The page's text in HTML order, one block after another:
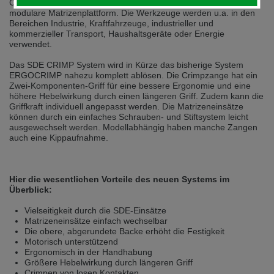
selected one. This website is also available in German. Would you like to
switch to the German version?
Switch to German version Stay on this version
Wir haben erkannt, dass ihr Browser eine andere Sprache als die derzeit
angezeigte bevorzugt. Diese Webseite ist auch auf Deutsch verfügbar.
Möchten Sie zur Deutschen Version wechseln?
Zur deutschen Version wechseln Auf dieser Version bleiben
We have detected, that your browser prefers another language than the
selected one. This website is also available in Czech. Would you like to
Přepnout na českou verzi Zůstaňte v této verzi
Váš prohlížeč se zdá být v jiném jazyce, než je právě používaný jazyk. Tato
stránka je také k dispozici v němčině. Přejete si přejít na německou verzi?
Connectivity besticht durch ein noch robusteres Design und die
modulare Matrizenplattform. Die Werkzeuge werden u.a. in den
Bereichen Industrie, Kraftfahrzeuge, industrieller und
kommerzieller Transport, Haushaltsgeräte oder Energie
verwendet.
Das SDE CRIMP System wird in Kürze das bisherige System
ERGOCRIMP nahezu komplett ablösen. Die Crimpzange hat ein
Zwei-Komponenten-Griff für eine bessere Ergonomie und eine
höhere Hebelwirkung durch einen längeren Griff. Zudem kann die
Griffkraft individuell angepasst werden. Die Matrizeneinsätze
können durch ein einfaches Schrauben- und Stiftsystem leicht
ausgewechselt werden. Modellabhängig haben manche Zangen
auch eine Kippaufnahme.
Hier die wesentlichen Vorteile des neuen Systems im
Überblick:
Vielseitigkeit durch die SDE-Einsätze
Matrizeneinsätze einfach wechselbar
Die obere, abgerundete Backe erhöht die Festigkeit
Motorisch unterstützend
Ergonomisch in der Handhabung
Größere Hebelwirkung durch längeren Griff